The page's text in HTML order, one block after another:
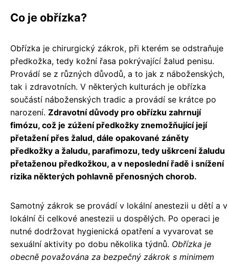
Co je obřízka?
Obřízka je chirurgický zákrok, při kterém se odstraňuje
předkožka, tedy kožní řasa pokrývající žalud penisu.
Provádí se z různých důvodů, a to jak z náboženských,
tak i zdravotních. V některých kulturách je obřízka
součástí náboženských tradic a provádí se krátce po
narození. Zdravotní důvody pro obřízku zahrnují
fimózu, což je zúžení předkožky znemožňující její
přetažení přes žalud, dále opakované záněty
předkožky a žaludu, parafimozu, tedy uškrcení žaludu
přetaženou předkožkou, a v neposlední řadě i snížení
rizika některých pohlavně přenosných chorob.
Samotný zákrok se provádí v lokální anestezii u dětí a v
lokální či celkové anestezii u dospělých. Po operaci je
nutné dodržovat hygienická opatření a vyvarovat se
sexuální aktivity po dobu několika týdnů. Obřízka je
obecně považována za bezpečný zákrok s minimem